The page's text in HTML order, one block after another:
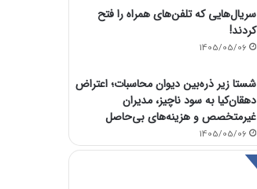
سریال‌هایی که تلفن‌های همراه را فتح
کردند!
1405/05/06
شستا زیر ذره‌بین دیوان محاسبات؛ اعتراض
دهقان‌کیا به سود ناچیز، مدیران
غیرمتخصص و هزینه‌های بی‌حاصل
1405/05/06